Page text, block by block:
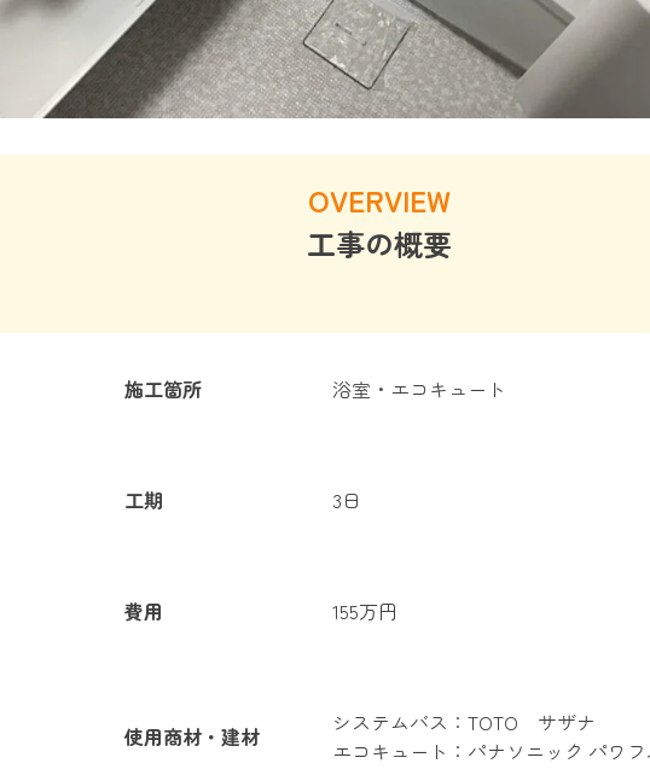
OVERVIEW
工事の概要
施工箇所 浴室・エコキュート
工期 3日
費用 155万円
使用商材・建材
システムバス：TOTO サザナ
エコキュート：パナソニック パワ